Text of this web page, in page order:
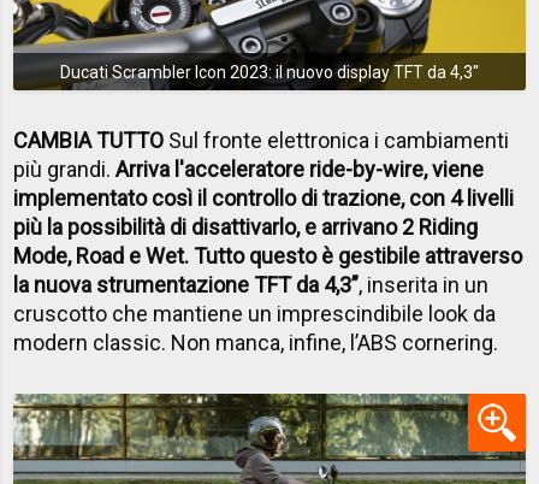
Ducati Scrambler Icon 2023: il nuovo display TFT da 4,3''
CAMBIA TUTTO Sul fronte elettronica i cambiamenti
più grandi.Arriva l'acceleratore ride-by-wire, viene
implementato così il controllo di trazione, con 4 livelli
più la possibilità di disattivarlo, e arrivano 2 Riding
Mode, Road e Wet. Tutto questo è gestibile attraverso
la nuova strumentazione TFT da 4,3”, inserita in un
cruscotto che mantiene un imprescindibile look da
modern classic. Non manca, infine, l’ABS cornering.